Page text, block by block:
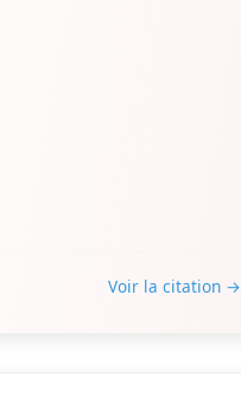
Voir la citation →